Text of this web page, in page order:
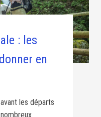
: les
en
les départs